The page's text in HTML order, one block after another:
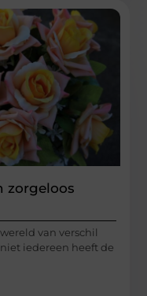
zorgeloos
van verschil
iedereen heeft de